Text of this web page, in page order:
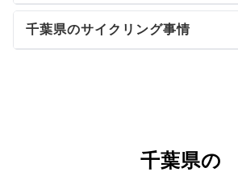
千葉県のサイクリング事情
千葉県の